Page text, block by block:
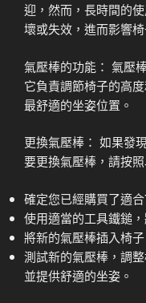
迎，然而，長時間的
壞或失效，進而影響
氣壓棒的功能： 氣壓
它負責調節椅子的高
最舒適的坐姿位置。
更換氣壓棒： 如果發
要更換氣壓棒，請按
確定您已經購買了適
使用適當的工具鐵鎚
將新的氣壓棒插入椅
測試新的氣壓棒，調
並提供舒適的坐姿。